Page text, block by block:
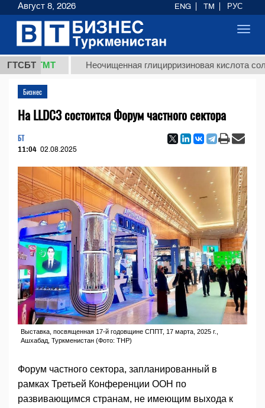
ГТСБТ
ТМТ Неочищенная глицирризиновая кислота
Бизнес
На LLDC3 состоится Форум частного сектора
БТ
11:04 02.08.2025
Выставка, посвященная 17-й годовщине СППТ, 17 марта, 2025 г.,
Ашхабад, Туркменистан (Фото: ТНР)
Форум частного сектора, запланированный в
рамках Третьей Конференции ООН по
развивающимся странам, не имеющим выхода к
Август 8, 2026 ENG TM РУС